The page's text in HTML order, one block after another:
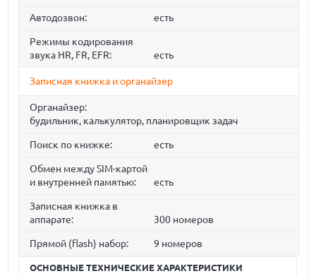
Автодозвон: есть
Режимы кодирования
звука HR, FR, EFR:
есть
Записная книжка и органайзер
Органайзер:
будильник, калькулятор, планировщик задач
Поиск по книжке: есть
Обмен между SIM-картой
и внутренней памятью:
есть
Записная книжка в
аппарате:
300 номеров
Прямой (flash) набор: 9 номеров
ОСНОВНЫЕ ТЕХНИЧЕСКИЕ ХАРАКТЕРИСТИКИ